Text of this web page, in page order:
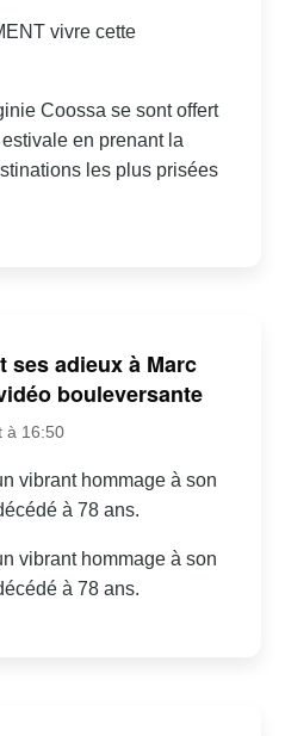
vivre cette
Coossa se sont offert
en prenant la
les plus prisées
ses adieux à Marc
bouleversante
à 16:50
vibrant hommage à son
à 78 ans.
vibrant hommage à son
à 78 ans.